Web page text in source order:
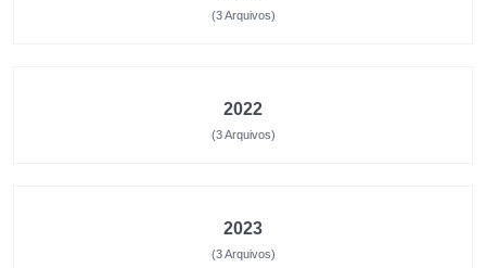
(3 Arquivos)
2022
(3 Arquivos)
2023
(3 Arquivos)